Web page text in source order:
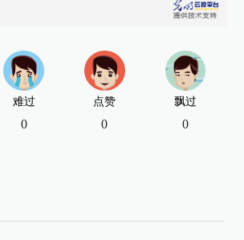
难过
0
点赞
0
飘过
0